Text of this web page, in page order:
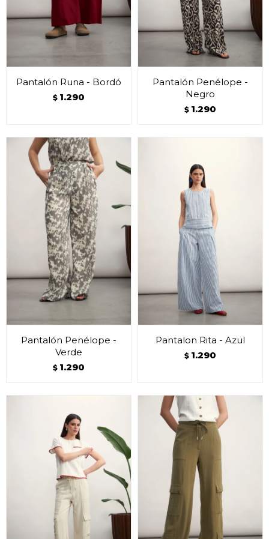
Pantalón Runa - Bordó
$ 1.290
Pantalón Penélope -
Negro
$ 1.290
Pantalón Penélope -
Verde
$ 1.290
Pantalon Rita - Azul
$ 1.290